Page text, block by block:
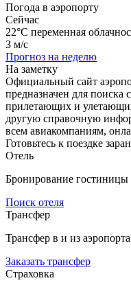
Погода в аэропорту
Сейчас
22°C переменная
3 м/с
Прогноз на неделю
На заметку
Официальный сайт
предназначен для
прилетающих и
другую справочную
всем авиакомпаниям,
Готовьтесь к поездке
Отель
Бронирование
Поиск отеля
Трансфер
Трансфер в и из
Заказать трансфер
Страховка